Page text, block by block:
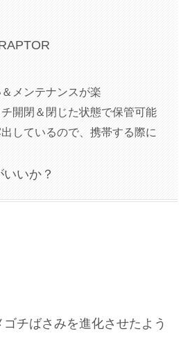
メンテナンスが楽
開閉＆閉じた状態で保管可能
しているので、携帯する際に
いか？
チばさみを進化させたよう